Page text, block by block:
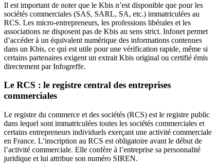
Il est important de noter que le Kbis n’est disponible que pour les
sociétés commerciales (SAS, SARL, SA, etc.) immatriculées au
RCS. Les micro-entrepreneurs, les professions libérales et les
associations ne disposent pas de Kbis au sens strict. Infonet permet
d’accéder à un équivalent numérique des informations contenues
dans un Kbis, ce qui est utile pour une vérification rapide, même si
certains partenaires exigent un extrait Kbis original ou certifié émis
directement par Infogreffe.
Le RCS : le registre central des entreprises
commerciales
Le registre du commerce et des sociétés (RCS) est le registre public
dans lequel sont immatriculées toutes les sociétés commerciales et
certains entrepreneurs individuels exerçant une activité commerciale
en France. L’inscription au RCS est obligatoire avant le début de
l’activité commerciale. Elle confère à l’entreprise sa personnalité
juridique et lui attribue son numéro SIREN.